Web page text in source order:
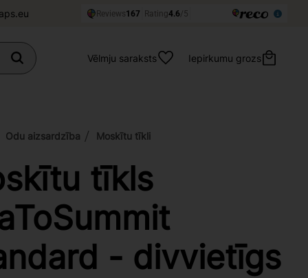
Vēlmju saraksts Iepirkumu grozs
Odu aizsardzība Moskītu tīkli
tīkls
- divvietīgs